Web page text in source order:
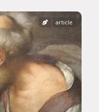
article